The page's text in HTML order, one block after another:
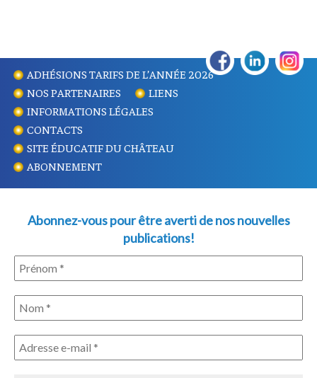
ADHÉSIONS TARIFS DE L’ANNÉE 2026
NOS PARTENAIRES
LIENS
INFORMATIONS LÉGALES
CONTACTS
SITE ÉDUCATIF DU CHÂTEAU
ABONNEMENT
Abonnez-vous pour être averti de nos nouvelles
publications!